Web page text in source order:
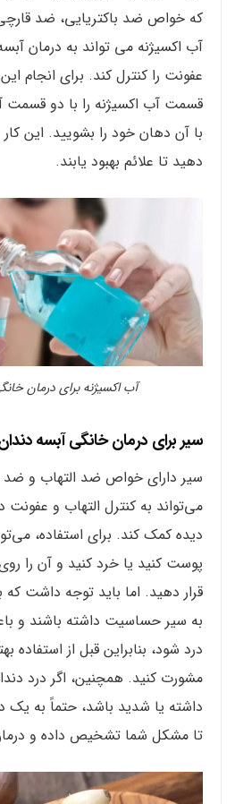
که خواص ضد باکتریایی، ضد
آب اکسیژنه می تواند به درمان
عفونت را کنترل کند. برای انجام
قسمت آب اکسیژنه را با دو قسمت
با آن دهان خود را بشویید. این کار
دهید تا علائم بهبود یابند.
آب اکسیژنه برای درمان
سیر برای درمان خانگی آبسه
سیر دارای خواص ضد التهاب و ضد
می‌تواند به کنترل التهاب و
دیده کمک کند. برای استفاده،
پوست کنید یا خرد کنید و آن را
قرار دهید. اما باید توجه داشت
به سیر حساسیت داشته باشند و
درد شود، بنابراین قبل از
مشورت کنید. همچنین، اگر درد
داشته یا شدید باشد، حتماً به یک
تا مشکل شما تشخیص داده و